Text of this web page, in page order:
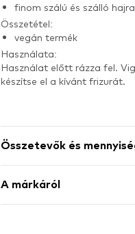
finom szálú és szálló
Összetétel:
vegán termék
Használata:
Használat előtt rázza fel.
készítse el a kívánt frizurát.
Összetevők és
A márkáról